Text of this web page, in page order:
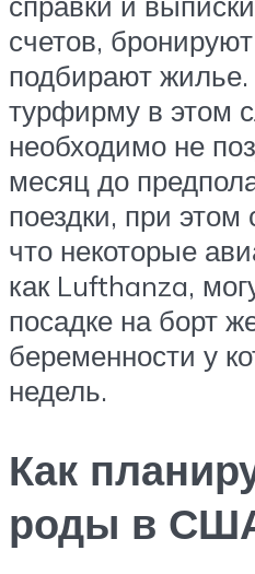
счетов,
подбирают
турфирму в этом
необходимо не
месяц до
поездки, при этом
что некоторые
как Lufthanza,
посадке на борт
беременности у
недель.
Как
роды в